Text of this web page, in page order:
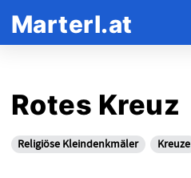
Marterl.at
Rotes Kreuz
Religiöse Kleindenkmäler Kreuze